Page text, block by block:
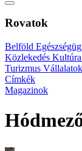
Rovatok
Belföld
Közlekedés Kultúra
Turizmus Vállalatok
Címkék
Magazinok